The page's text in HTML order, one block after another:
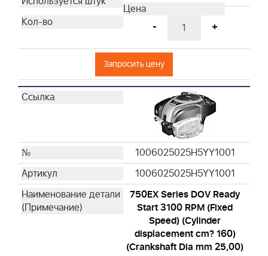
- +
Запросить цену
1006025025H5YY1001
1006025025H5YY1001
750EX Series DOV Ready
Start 3100 RPM (Fixed
Speed) (Cylinder
displacement cm? 160)
(Crankshaft Dia mm 25,00)